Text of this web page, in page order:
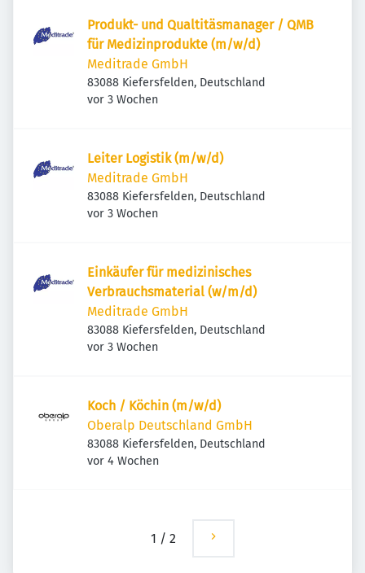
Produkt- und Qualtitäsmanager / QMB
für Medizinprodukte (m/w/d)
Meditrade GmbH
83088 Kiefersfelden, Deutschland
Veröffentlicht
vor 3 Wochen
Leiter Logistik (m/w/d)
Meditrade GmbH
83088 Kiefersfelden, Deutschland
Veröffentlicht
vor 3 Wochen
Einkäufer für medizinisches
Verbrauchsmaterial (w/m/d)
Meditrade GmbH
83088 Kiefersfelden, Deutschland
Veröffentlicht
vor 3 Wochen
Koch / Köchin (m/w/d)
Oberalp Deutschland GmbH
83088 Kiefersfelden, Deutschland
Veröffentlicht
vor 4 Wochen
1 / 2